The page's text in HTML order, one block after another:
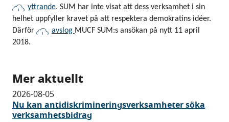
yttrande. SUM har inte visat att dess verksamhet i sin
helhet uppfyller kravet på att respektera demokratins idéer.
Därför
avslog MUCF SUM:s ansökan på nytt 11 april
2018.
Mer aktuellt
2026-08-05
Nu kan antidiskrimineringsverksamheter söka
verksamhetsbidrag